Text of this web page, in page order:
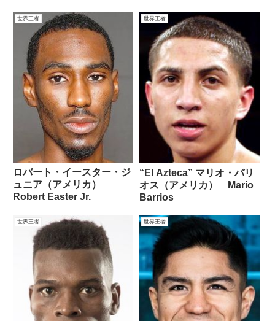
世界王者
ロバート・イースター・ジ
ュニア（アメリカ）
Robert Easter Jr.
世界王者
“El Azteca” マリオ・バリ
オス（アメリカ） Mario
Barrios
世界王者 世界王者